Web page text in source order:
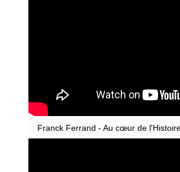
Franck Ferrand - Au cœur de